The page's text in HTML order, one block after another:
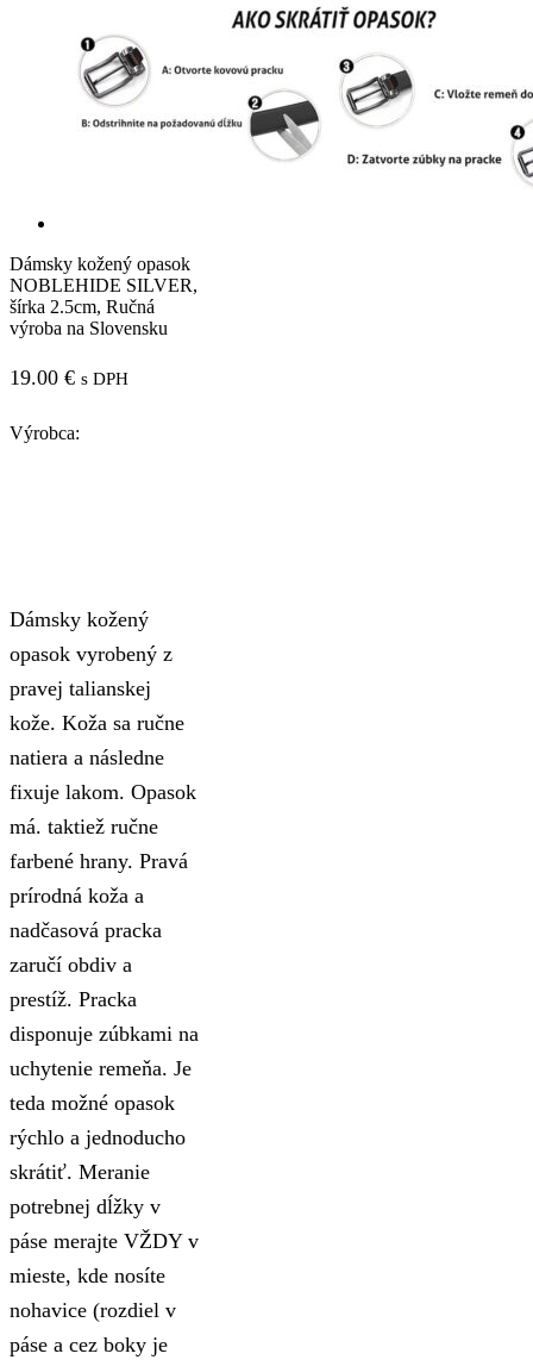
Dámsky kožený opasok
NOBLEHIDE SILVER,
šírka 2.5cm, Ručná
výroba na Slovensku
19.00 € s DPH
Výrobca:
Dámsky kožený
opasok vyrobený z
pravej talianskej
kože. Koža sa ručne
natiera a následne
fixuje lakom. Opasok
má. taktiež ručne
farbené hrany. Pravá
prírodná koža a
nadčasová pracka
zaručí obdiv a
prestíž. Pracka
disponuje zúbkami na
uchytenie remeňa. Je
teda možné opasok
rýchlo a jednoducho
skrátiť. Meranie
potrebnej dĺžky v
páse merajte VŽDY v
mieste, kde nosíte
nohavice (rozdiel v
páse a cez boky je